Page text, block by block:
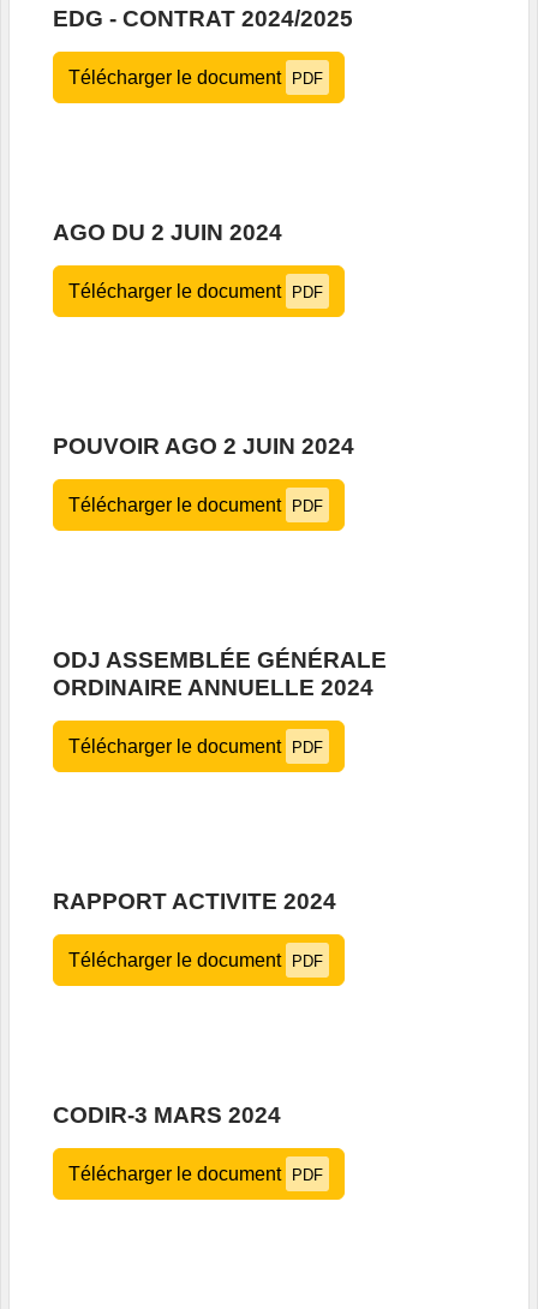
EDG - CONTRAT 2024/2025
Télécharger le document PDF
AGO DU 2 JUIN 2024
Télécharger le document PDF
POUVOIR AGO 2 JUIN 2024
Télécharger le document PDF
ODJ ASSEMBLÉE GÉNÉRALE
ORDINAIRE ANNUELLE 2024
Télécharger le document PDF
RAPPORT ACTIVITE 2024
Télécharger le document PDF
CODIR-3 MARS 2024
Télécharger le document PDF